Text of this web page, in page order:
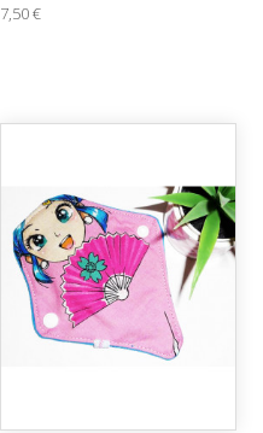
7,50 €